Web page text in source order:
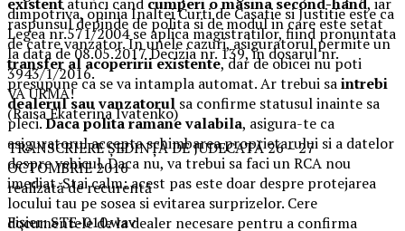
dimpotriva, opinia Inaltei Curti de Casatie si Justitie este ca
Legea nr.571/2004 se aplica magistratilor, fiind pronuntata
la data de 08.05.2017 Decizia nr. 139, in dosarul nr.
3943/1/2016.
VA URMA!
(Raisa Ekaterina Ivatenko)
TRANSCRIERE ȘEDINȚĂ DE JUDECATĂ 26 – 27
OCTOMBRIE 2016
realizată de recurentă
Fișier: STE-010.wav
raspunsul depinde de polita si de modul in care este setat
de catre vanzator. In unele cazuri, asiguratorul permite un
transfer al acoperirii existente, dar de obicei nu poti
presupune ca se va intampla automat. Ar trebui saintrebi
dealerul sau vanzatorul sa confirme statusul inainte sa
pleci.Daca polita ramane valabila, asigura-te ca
asiguratorul accepta schimbarea proprietarului si a datelor
despre vehicul. Daca nu, va trebui sa faci un RCA nou
imediat. Stai calm: acest pas este doar despre protejarea
locului tau pe sosea si evitarea surprizelor. Cere
documentele de la dealer necesare pentru a confirma